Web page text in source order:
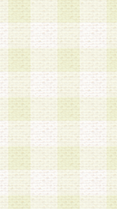
、調査サンプル品
問い合わせなどへ
ことのできる情報
者に開示すること
三者に開示または
るものとします。
は、以下の目的に
識別できる情報
当社の責任におい